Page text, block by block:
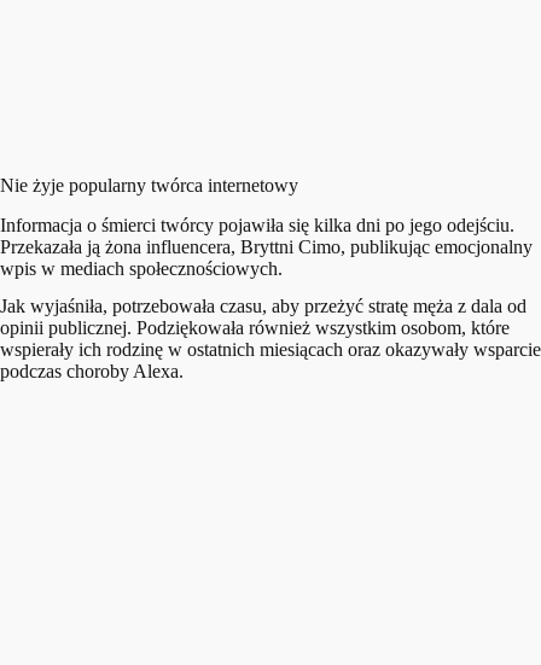
Nie żyje popularny twórca internetowy
Informacja o śmierci twórcy pojawiła się kilka dni po jego odejściu.
Przekazała ją żona influencera, Bryttni Cimo, publikując emocjonalny
wpis w mediach społecznościowych.
Jak wyjaśniła, potrzebowała czasu, aby przeżyć stratę męża z dala od
opinii publicznej. Podziękowała również wszystkim osobom, które
wspierały ich rodzinę w ostatnich miesiącach oraz okazywały wsparcie
podczas choroby Alexa.